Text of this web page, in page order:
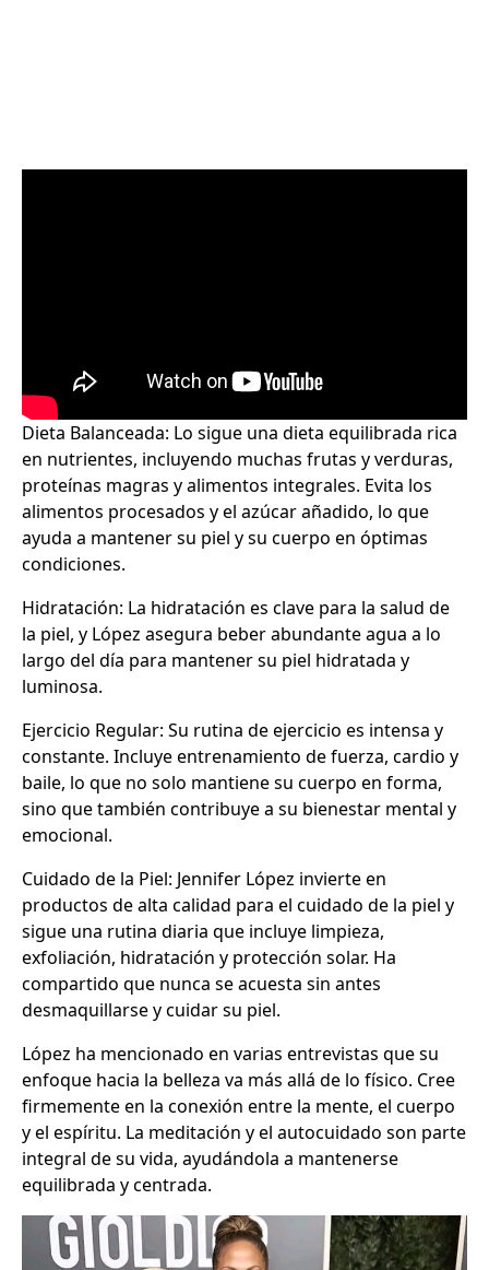
Dieta Balanceada: Lo sigue una dieta equilibrada rica
en nutrientes, incluyendo muchas frutas y verduras,
proteínas magras y alimentos integrales. Evita los
alimentos procesados y el azúcar añadido, lo que
ayuda a mantener su piel y su cuerpo en óptimas
condiciones.
Hidratación: La hidratación es clave para la salud de
la piel, y López asegura beber abundante agua a lo
largo del día para mantener su piel hidratada y
luminosa.
Ejercicio Regular: Su rutina de ejercicio es intensa y
constante. Incluye entrenamiento de fuerza, cardio y
baile, lo que no solo mantiene su cuerpo en forma,
sino que también contribuye a su bienestar mental y
emocional.
Cuidado de la Piel: Jennifer López invierte en
productos de alta calidad para el cuidado de la piel y
sigue una rutina diaria que incluye limpieza,
exfoliación, hidratación y protección solar. Ha
compartido que nunca se acuesta sin antes
desmaquillarse y cuidar su piel.
López ha mencionado en varias entrevistas que su
enfoque hacia la belleza va más allá de lo físico. Cree
firmemente en la conexión entre la mente, el cuerpo
y el espíritu. La meditación y el autocuidado son parte
integral de su vida, ayudándola a mantenerse
equilibrada y centrada.